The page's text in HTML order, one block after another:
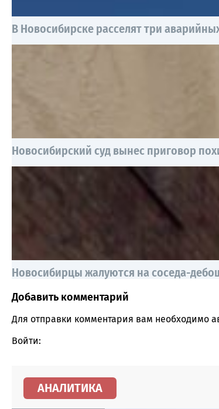
В Новосибирске расселят три
Новосибирский суд вынес приговор
Новосибирцы жалуются на соседа-
Comment
Добавить комментарий
Для отправки комментария вам необходимо
Войти:
АНАЛИТИКА